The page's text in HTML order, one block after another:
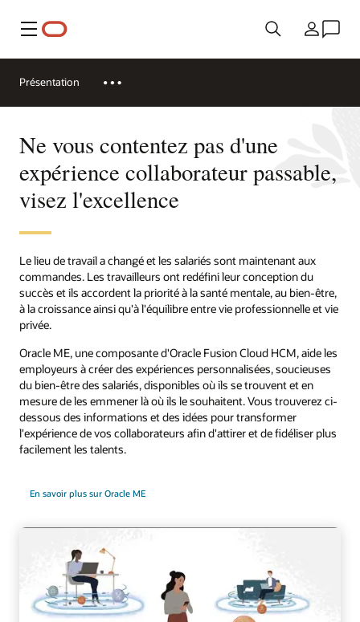
Menu Pays
Présentation
Ne vous contentez pas d'une
expérience collaborateur passable,
visez l'excellence
Le lieu de travail a changé et les salariés sont maintenant aux
commandes. Les travailleurs ont redéfini leur conception du
succès et ils accordent la priorité à la santé mentale, au bien-être,
à la croissance ainsi qu'à l'équilibre entre vie professionnelle et vie
privée.
Oracle ME, une composante d'Oracle Fusion Cloud HCM, aide les
employeurs à créer des expériences personnalisées, soucieuses
du bien-être des salariés, disponibles où ils se trouvent et en
mesure de les emmener là où ils le souhaitent. Vous trouverez ci-
dessous des informations et des idées pour transformer
l'expérience de vos collaborateurs afin d'attirer et de fidéliser plus
facilement les talents.
En savoir plus sur Oracle ME